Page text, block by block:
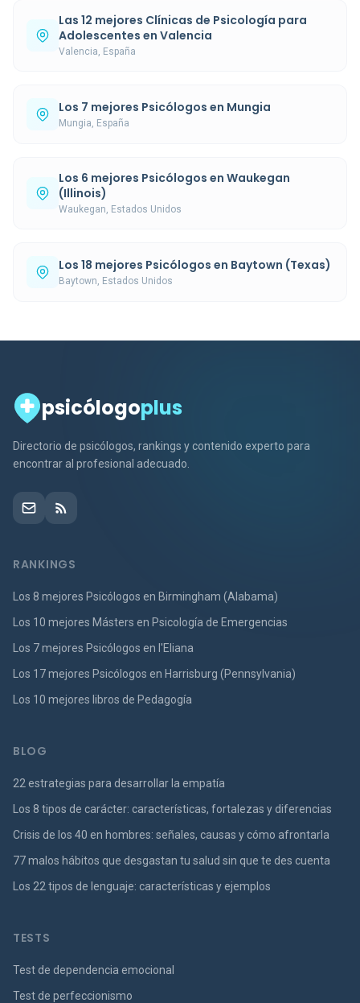
Las 12 mejores Clínicas de Psicología para
Adolescentes en Valencia
Valencia, España
Los 7 mejores Psicólogos en Mungia
Mungia, España
Los 6 mejores Psicólogos en Waukegan
(Illinois)
Waukegan, Estados Unidos
Los 18 mejores Psicólogos en Baytown (Texas)
Baytown, Estados Unidos
psicólogoplus
Directorio de psicólogos, rankings y contenido experto para
encontrar al profesional adecuado.
RANKINGS
Los 8 mejores Psicólogos en Birmingham (Alabama)
Los 10 mejores Másters en Psicología de Emergencias
Los 7 mejores Psicólogos en l'Eliana
Los 17 mejores Psicólogos en Harrisburg (Pennsylvania)
Los 10 mejores libros de Pedagogía
BLOG
22 estrategias para desarrollar la empatía
Los 8 tipos de carácter: características, fortalezas y diferencias
Crisis de los 40 en hombres: señales, causas y cómo afrontarla
77 malos hábitos que desgastan tu salud sin que te des cuenta
Los 22 tipos de lenguaje: características y ejemplos
TESTS
Test de dependencia emocional
Test de perfeccionismo